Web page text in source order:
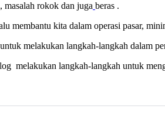
masalah rokok dan juga beras .
membantu kita dalam operasi pasar,
melakukan langkah-langkah dalam
melakukan langkah-langkah untuk